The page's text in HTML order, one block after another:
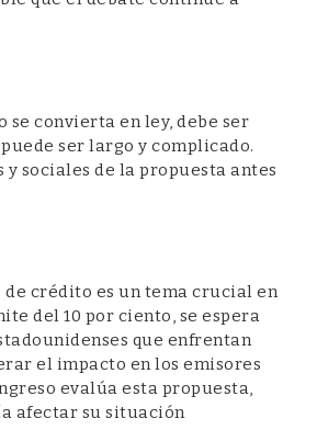
se convierta en ley, debe ser
ser largo y complicado.
sociales de la propuesta antes
crédito es un tema crucial en
del 10 por ciento, se espera
que enfrentan
el impacto en los emisores
evalúa esta propuesta,
afectar su situación